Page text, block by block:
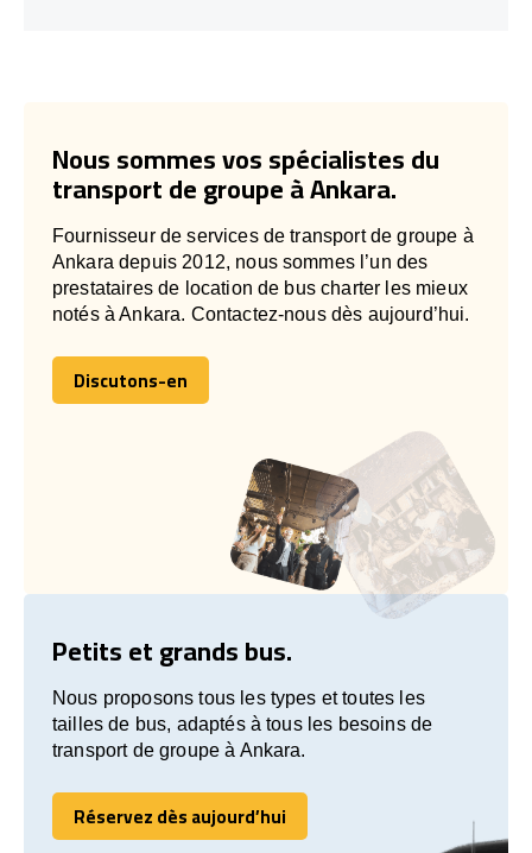
Nous sommes vos spécialistes du
transport de groupe à Ankara.
Fournisseur de services de transport de groupe à
Ankara depuis 2012, nous sommes l’un des
prestataires de location de bus charter les mieux
notés à Ankara. Contactez-nous dès aujourd’hui.
Discutons-en
Discutons-en
Petits et grands bus.
Nous proposons tous les types et toutes les
tailles de bus, adaptés à tous les besoins de
transport de groupe à Ankara.
Réservez dès aujourd’hui
Réservez dès aujourd’hui